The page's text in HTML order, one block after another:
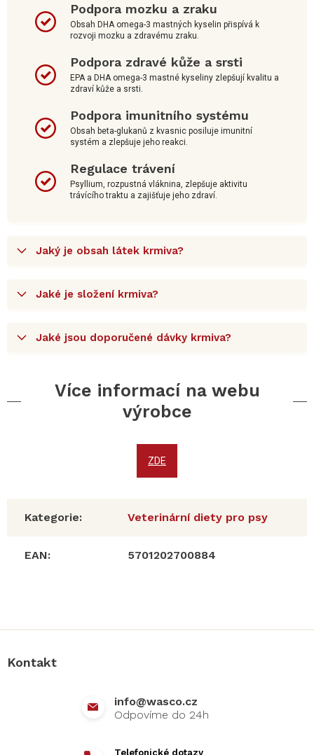
Podpora mozku a zraku
Obsah DHA omega-3 mastných kyselin přispívá k
rozvoji mozku a zdravému zraku.
Podpora zdravé kůže a srsti
EPA a DHA omega-3 mastné kyseliny zlepšují kvalitu a
zdraví kůže a srsti.
Podpora imunitního systému
Obsah beta-glukanů z kvasnic posiluje imunitní
systém a zlepšuje jeho reakci.
Regulace trávení
Psyllium, rozpustná vláknina, zlepšuje aktivitu
trávícího traktu a zajišťuje jeho zdraví.
Jaký je obsah látek krmiva?
Jaké je složení krmiva?
Jaké jsou doporučené dávky krmiva?
Více informací na webu
výrobce
ZDE
Kategorie: Veterinární diety pro psy
EAN: 5701202700884
Kontakt
info@wasco.cz